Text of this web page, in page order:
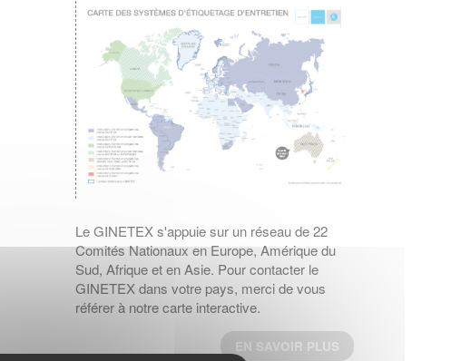
principaux enseignements de son étude sur
son impact sur les cycles de séchage.
EN SAVOIR PLUS
La norme ISO 3758:2023 a été publiée
Le 6 décembre 2023, a norme ISO
3758:2023, Textiles – Code d'étiquetage
d'entretien utilisant des symboles, a été
publiée par l’ISO.
Cette 4
édition annule et remplace la
l’objet d’une révision technique.
EN SAVOIR PLUS
RESULTATS DU 4ème BAROMETRE
EUROPEEN IPSOS 2023
Quelles sont les habitudes d'entretien textile
en Europe ?
Le GINETEX s'appuie sur un réseau de 22
Comités Nationaux en Europe, Amérique du
Sud, Afrique et en Asie. Pour contacter le
GINETEX dans votre pays, merci de vous
référer à notre carte interactive.
EN SAVOIR PLUS